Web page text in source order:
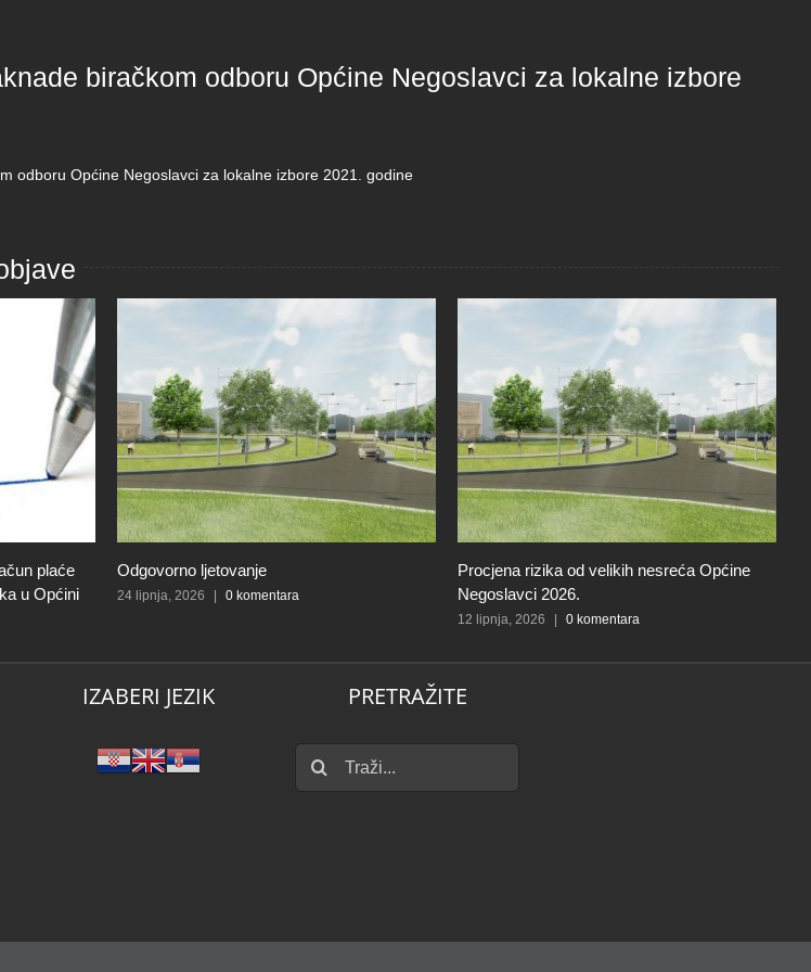
biračkom odboru Općine Negoslavci za lokalne izbore
odboru Općine Negoslavci za lokalne izbore 2021. godine
plaće
u Općini
Odgovorno ljetovanje
24 lipnja, 2026 0 komentara
Procjena rizika od velikih nesreća Općine
Negoslavci 2026.
12 lipnja, 2026 0 komentara
IZABERI JEZIK PRETRAŽITE
Traži...